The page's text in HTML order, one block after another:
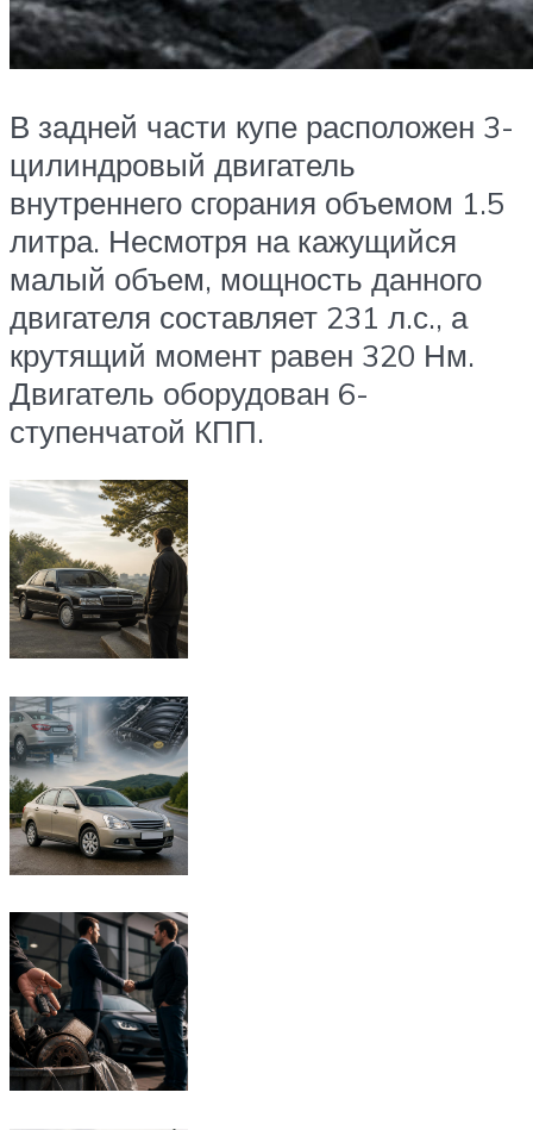
В задней части купе расположен 3-
цилиндровый двигатель
внутреннего сгорания объемом 1.5
литра. Несмотря на кажущийся
малый объем, мощность данного
двигателя составляет 231 л.с., а
крутящий момент равен 320 Нм.
Двигатель оборудован 6-
ступенчатой КПП.